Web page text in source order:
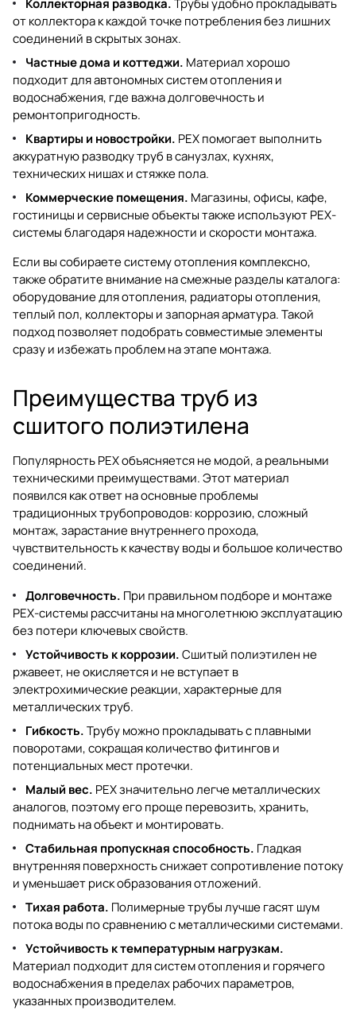
Коллекторная разводка.Трубы удобно прокладывать
от коллектора к каждой точке потребления без лишних
соединений в скрытых зонах.
Частные дома и коттеджи. Материал хорошо
подходит для автономных систем отопления и
водоснабжения, где важна долговечность и
ремонтопригодность.
Квартиры и новостройки. PEX помогает выполнить
аккуратную разводку труб в санузлах, кухнях,
технических нишах и стяжке пола.
Коммерческие помещения. Магазины, офисы, кафе,
гостиницы и сервисные объекты также используют PEX-
системы благодаря надежности и скорости монтажа.
Если вы собираете систему отопления комплексно,
также обратите внимание на смежные разделы каталога:
оборудование для отопления, радиаторы отопления,
теплый пол, коллекторы изапорная арматура. Такой
подход позволяет подобрать совместимые элементы
сразу и избежать проблем на этапе монтажа.
Преимущества труб из
сшитого полиэтилена
Популярность PEX объясняется не модой, а реальными
техническими преимуществами. Этот материал
появился как ответ на основные проблемы
традиционных трубопроводов: коррозию, сложный
монтаж, зарастание внутреннего прохода,
чувствительность к качеству воды и большое количество
соединений.
Долговечность. При правильном подборе и монтаже
PEX-системы рассчитаны на многолетнюю эксплуатацию
без потери ключевых свойств.
Устойчивость к коррозии.Сшитый полиэтилен не
ржавеет, не окисляется и не вступает в
электрохимические реакции, характерные для
металлических труб.
Гибкость.Трубу можно прокладывать с плавными
поворотами, сокращая количество фитингов и
потенциальных мест протечки.
Малый вес. PEX значительно легче металлических
аналогов, поэтому его проще перевозить, хранить,
поднимать на объект и монтировать.
Стабильная пропускная способность. Гладкая
внутренняя поверхность снижает сопротивление потоку
и уменьшает риск образования отложений.
Тихая работа. Полимерные трубы лучше гасят шум
потока воды по сравнению с металлическими системами.
Устойчивость к температурным нагрузкам.
Материал подходит для систем отопления и горячего
водоснабжения в пределах рабочих параметров,
указанных производителем.